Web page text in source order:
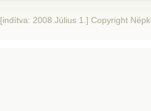
[indítva: 2008.Július 1.] Copyright